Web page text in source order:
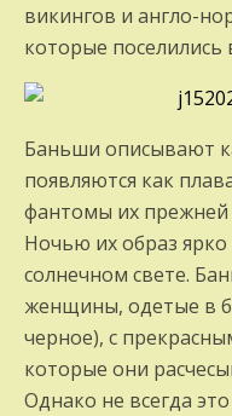
викингов и англо-
которые поселились
Баньши описывают
появляются как
фантомы их прежней
Ночью их образ
солнечном свете.
женщины, одетые в
черное), с
которые они
Однако не всегда